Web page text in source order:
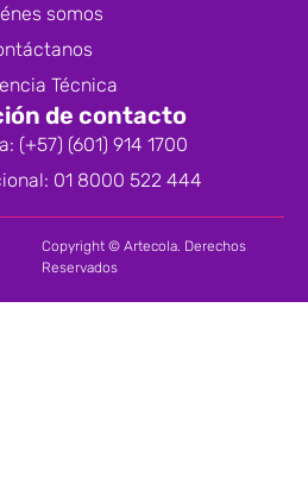
somos
Técnica
de contacto
(+57) (601) 914 1700
01 8000 522 444
Copyright © Artecola. Derechos
Reservados